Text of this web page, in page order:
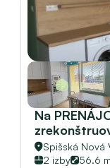
Na
Spišská Nová
2 izby
56.6